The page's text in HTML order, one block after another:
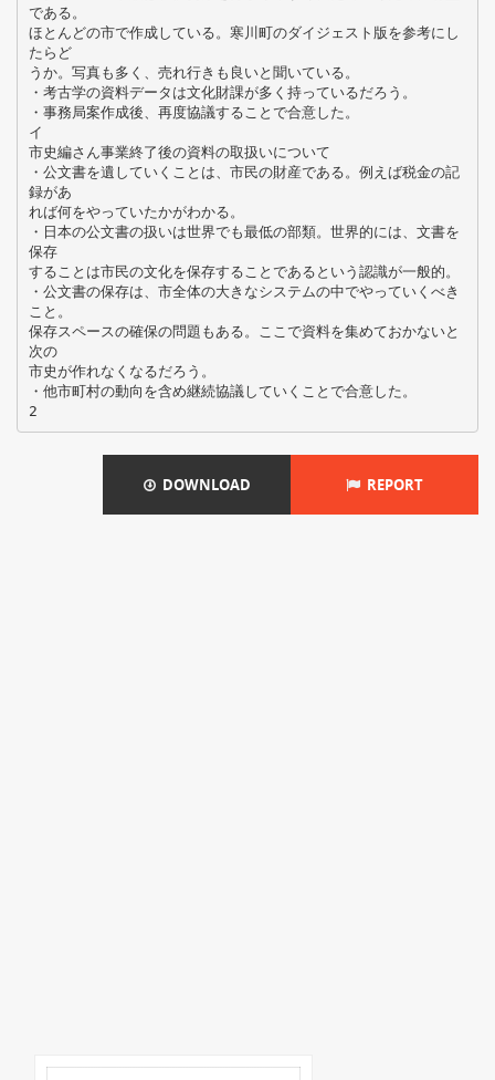
である。
ほとんどの市で作成している。寒川町のダイジェスト版を参考にし
たらど
うか。写真も多く、売れ行きも良いと聞いている。
・考古学の資料データは文化財課が多く持っているだろう。
・事務局案作成後、再度協議することで合意した。
イ
市史編さん事業終了後の資料の取扱いについて
・公文書を遺していくことは、市民の財産である。例えば税金の記
録があ
れば何をやっていたかがわかる。
・日本の公文書の扱いは世界でも最低の部類。世界的には、文書を
保存
することは市民の文化を保存することであるという認識が一般的。
・公文書の保存は、市全体の大きなシステムの中でやっていくべき
こと。
保存スペースの確保の問題もある。ここで資料を集めておかないと
次の
市史が作れなくなるだろう。
・他市町村の動向を含め継続協議していくことで合意した。
DOWNLOAD REPORT